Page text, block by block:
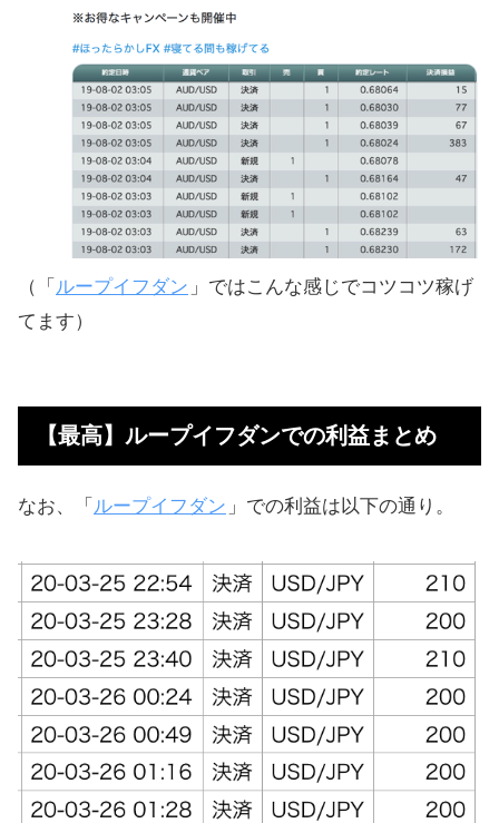
（「 ループイフダン 」ではこんな感じでコツコツ稼げ
てます）
【最高】ループイフダンでの利益まとめ
なお、「 ループイフダン 」での利益は以下の通り。